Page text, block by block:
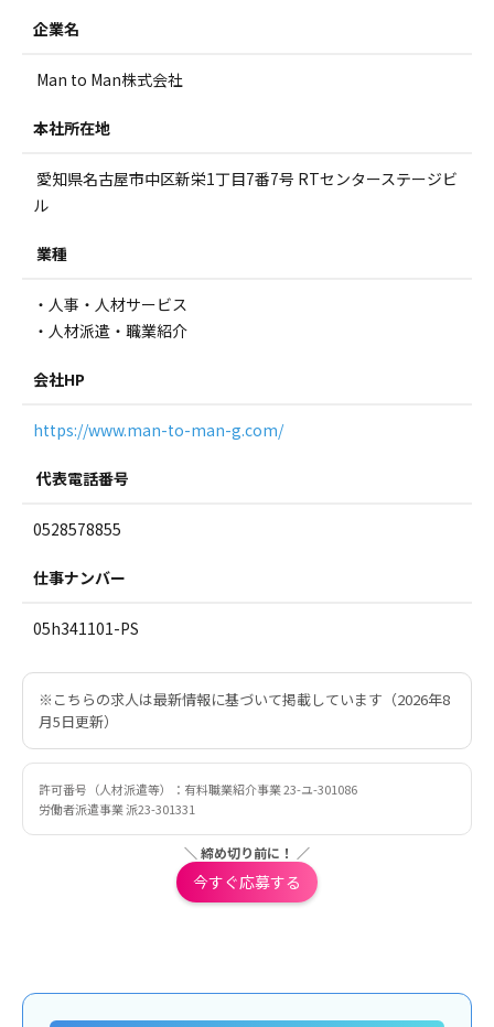
企業名
Man to Man株式会社
本社所在地
愛知県名古屋市中区新栄1丁目7番7号 RTセンターステージビ
ル
業種
・人事・人材サービス
・人材派遣・職業紹介
会社HP
https://www.man-to-man-g.com/
代表電話番号
0528578855
仕事ナンバー
05h341101-PS
※こちらの求人は最新情報に基づいて掲載しています（2026年8
月5日更新）
許可番号（人材派遣等）：有料職業紹介事業 23-ユ-301086
労働者派遣事業 派23-301331
＼ 締め切り前に！ ／
今すぐ応募する